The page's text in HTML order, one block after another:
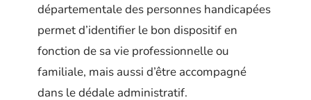
départementale des personnes handicapées
permet d’identifier le bon dispositif en
fonction de sa vie professionnelle ou
familiale, mais aussi d’être accompagné
dans le dédale administratif.